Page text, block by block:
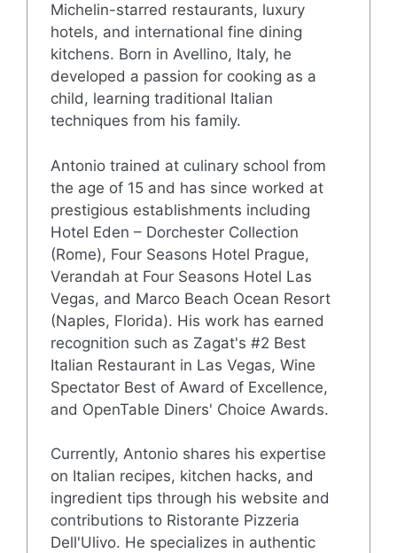
Michelin-starred restaurants, luxury
hotels, and international fine dining
kitchens. Born in Avellino, Italy, he
developed a passion for cooking as a
child, learning traditional Italian
techniques from his family.
Antonio trained at culinary school from
the age of 15 and has since worked at
prestigious establishments including
Hotel Eden – Dorchester Collection
(Rome), Four Seasons Hotel Prague,
Verandah at Four Seasons Hotel Las
Vegas, and Marco Beach Ocean Resort
(Naples, Florida). His work has earned
recognition such as Zagat's #2 Best
Italian Restaurant in Las Vegas, Wine
Spectator Best of Award of Excellence,
and OpenTable Diners' Choice Awards.
Currently, Antonio shares his expertise
on Italian recipes, kitchen hacks, and
ingredient tips through his website and
contributions to Ristorante Pizzeria
Dell'Ulivo. He specializes in authentic